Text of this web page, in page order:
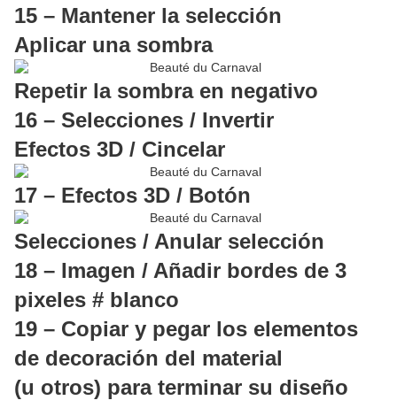
15 – Mantener la selección
Aplicar una sombra
Repetir la sombra en negativo
16 – Selecciones / Invertir
Efectos 3D / Cincelar
17 – Efectos 3D / Botón
Selecciones / Anular selección
18 – Imagen / Añadir bordes de 3
pixeles # blanco
19 – Copiar y pegar los elementos
de decoración del material
(u otros) para terminar su diseño